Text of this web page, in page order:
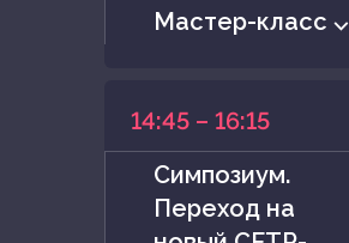
Мастер-класс ⌵
14:45 – 16:15
Симпозиум.
Переход на